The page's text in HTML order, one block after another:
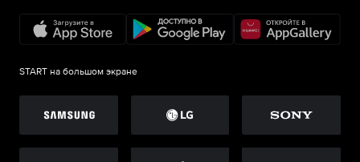
START на большом экране